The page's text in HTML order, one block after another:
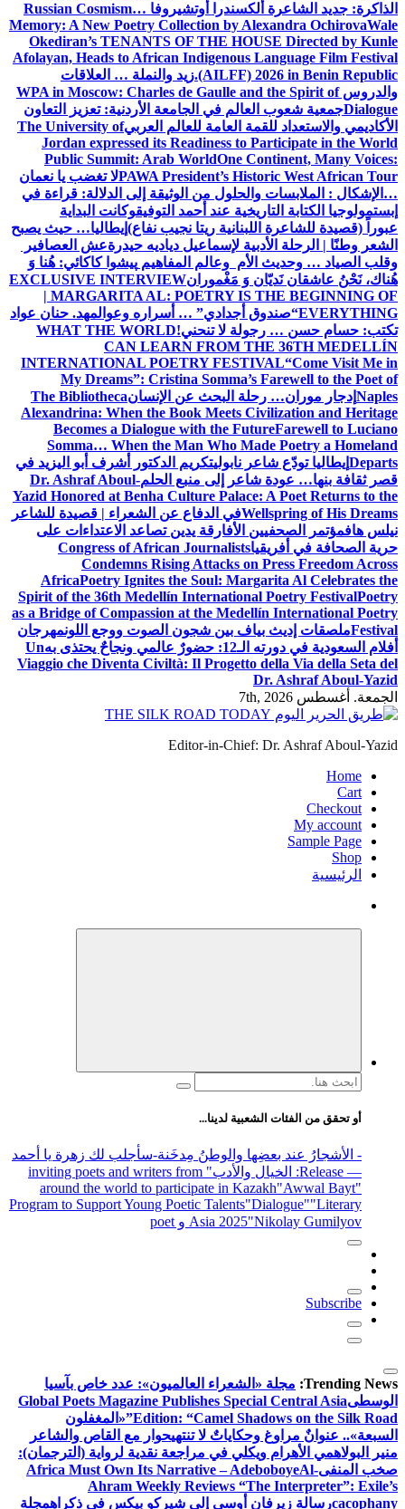
الذاكرة: جديد الشاعرة ألكسندرا أوتشيروفا Russian Cosmism…
Memory: A New Poetry Collection by Alexandra OchirovaWale
Okediran’s TENANTS OF THE HOUSE Directed by Kunle
Afolayan, Heads to African Indigenous Language Film Festival
(AILFF) 2026 in Benin Republic. زيد والنملة … العلاقات
والدروسWPA in Moscow: Charles de Gaulle and the Spirit of
Dialogueجمعية شعوب العالم في الجامعة الأردنية: تعزيز التعاون
الأكاديمي والاستعداد للقمة العامة للعالم العربيThe University of
Jordan expressed its Readiness to Participate in the World
Public Summit: Arab WorldOne Continent, Many Voices:
PAWA President’s Historic West African Tourلا تغضب يا نعمان
…الإشكال : الملابسات والحلول من الوثيقة إلى الدلالة: قراءة في
إبستمولوجيا الكتابة التاريخية عند أحمد التوفيقوكانت البداية
عبوراً (قصيدة للشاعرة اللبنانية ريتا نجيب نفاع) إيطاليا… حيث يصبح
الشعر وطنًا | الرحلة الأدبية لإسماعيل دياديه حيدرةعش العصافير
وقلب الصياد … وحديث الأم وعالم المفاهيم پیشوا کاکائي: هُنا وَ
هُناك، نَحْنُ عاشقان نَديّان وَ مَغْمورانEXCLUSIVE INTERVIEW
| MARGARITA AL: POETRY IS THE BEGINNING OF
EVERYTHING“صندوق أجدادي” … أسراره وعوالمهد. حنان عواد
تكتب: حسام حسن … رجولة لا تنحني!WHAT THE WORLD
CAN LEARN FROM THE 36TH MEDELLÍN
INTERNATIONAL POETRY FESTIVAL“Come Visit Me in
My Dreams”: Cristina Somma’s Farewell to the Poet of
Naples إدجار موران… رحلة البحث عن الإنسانThe Bibliotheca
Alexandrina: When the Book Meets Civilization and Heritage
Becomes a Dialogue with the FutureFarewell to Luciano
Somma… When the Man Who Made Poetry a Homeland
Departs إيطاليا تودّع شاعر نابوليتكريم الدكتور أشرف أبو اليزيد في
قصر ثقافة بنها… عودة شاعر إلى منبع الحلمDr. Ashraf Aboul-
Yazid Honored at Benha Culture Palace: A Poet Returns to the
Wellspring of His Dreamsفي الدفاع عن الشعراء | قصيدة للشاعر
نيلس هافمؤتمر الصحفيين الأفارقة يدين تصاعد الاعتداءات على
حرية الصحافة في أفريقياCongress of African Journalists
Condemns Rising Attacks on Press Freedom Across
AfricaPoetry Ignites the Soul: Margarita Al Celebrates the
Spirit of the 36th Medellín International Poetry FestivalPoetry
as a Bridge of Compassion at the Medellín International Poetry
Festivalملصقات إديث بياف بين شجون الصوت ووجع اللونمهرجان
أفلام السعودية في دورته الـ12: حضورٌ عالمي ونجاحٌ يحتذى به
Un
Viaggio che Diventa Civiltà: Il Progetto della Via della Seta del
Dr. Ashraf Aboul-Yazid
الجمعة. أغسطس 7th, 2026
Editor-in-Chief: Dr. Ashraf Aboul-Yazid
Home
Cart
Checkout
My account
Sample Page
Shop
الرئيسية
البحث
أو تحقق من الفئات الشعبية لدينا...
- الأشجارُ عند بعضِها والوطنُ مِدخَنة-سأجلب لك زهرة يا أحمد
— Release
: الخيال والأدب
" inviting poets and writers from
around the world to participate in Kazakh"Awwal Bayt"
Program to Support Young Poetic Talents"Dialogue""Literary
Asia 2025"Nikolay Gumilyov و poet
Subscribe
Trending News: مجلة «الشعراء العالميون»: عدد خاص بآسيا
الوسطىGlobal Poets Magazine Publishes Special Central Asia
Edition: “Camel Shadows on the Silk Road” «المغفلون
السبعة».. عنوانٌ مراوغ وحكاياتٌ لا تنتهيحوار مع القاص والشاعر
منير البولاهمي الأهرام ويكلي في مراجعة نقدية لرواية (الترجمان):
صخب المنفى
Africa Must Own Its Narrative – AdeboboyeAl-
Ahram Weekly Reviews “The Interpreter”: Exile’s
cacophanyرسالة زيرفان أوسى إلى شيركو بيكس في ذكراهمجلة